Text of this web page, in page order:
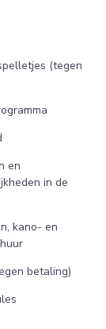
(tegen
en
in de
kano- en
betaling)